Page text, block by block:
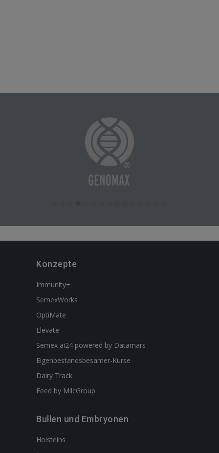
Konzepte
Immunity+
SemexWorks
OptiMate
Elevate
Semex ai24 powered by Datamars
Eigenbestandsbesamer-Kurse
Dairy Track
Feed by MilcGroup
Bullen und Embryonen
Holsteins